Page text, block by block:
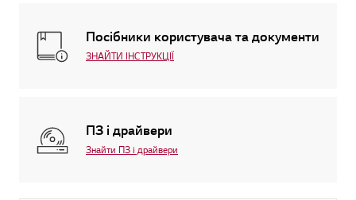
Посібники користувача та документи
ЗНАЙТИ ІНСТРУКЦІЇ
ПЗ і драйвери
Знайти ПЗ і драйвери